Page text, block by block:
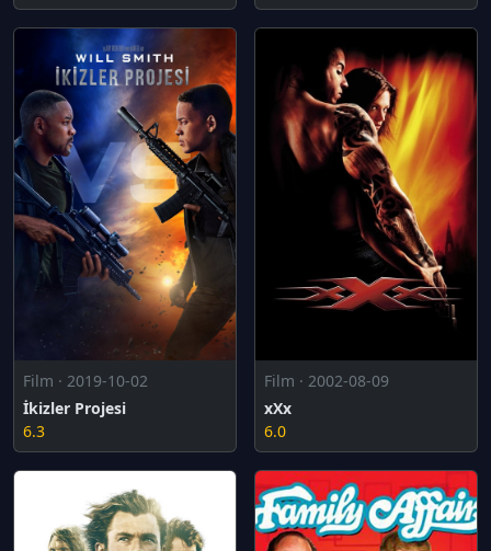
Film · 2019-10-02
İkizler Projesi
6.3
Film · 2002-08-09
xXx
6.0